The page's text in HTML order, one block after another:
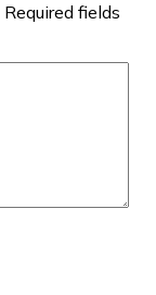
Required fields